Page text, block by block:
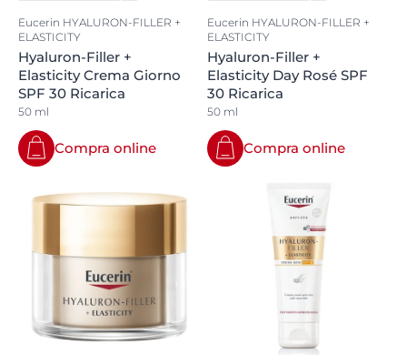
Eucerin HYALURON-FILLER +
ELASTICITY
Hyaluron-Filler +
Elasticity Crema Giorno
SPF 30 Ricarica
50 ml
Compra online
Eucerin HYALURON-FILLER +
ELASTICITY
Hyaluron-Filler +
Elasticity Day Rosé SPF
30 Ricarica
50 ml
Compra online